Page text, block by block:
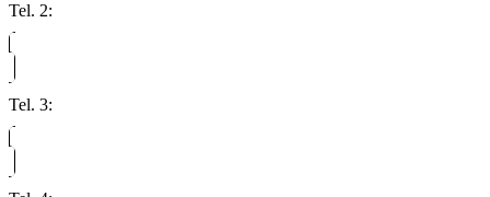
Tel. 2:
Tel. 3: